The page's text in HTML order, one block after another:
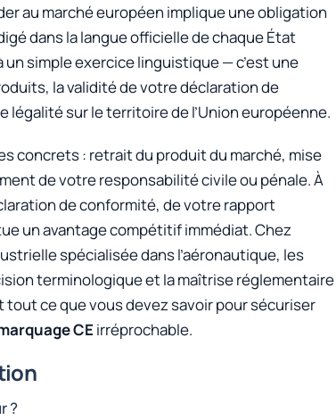
au marché européen implique une obligation
dans la langue officielle de chaque État
un simple exercice linguistique — c’est une
la validité de votre déclaration de
sur le territoire de l’Union européenne.
concrets : retrait du produit du marché, mise
de votre responsabilité civile ou pénale. À
de conformité, de votre rapport
un avantage compétitif immédiat. Chez
spécialisée dans l’aéronautique, les
terminologique et la maîtrise réglementaire
ce que vous devez savoir pour sécuriser
CE irréprochable.
?